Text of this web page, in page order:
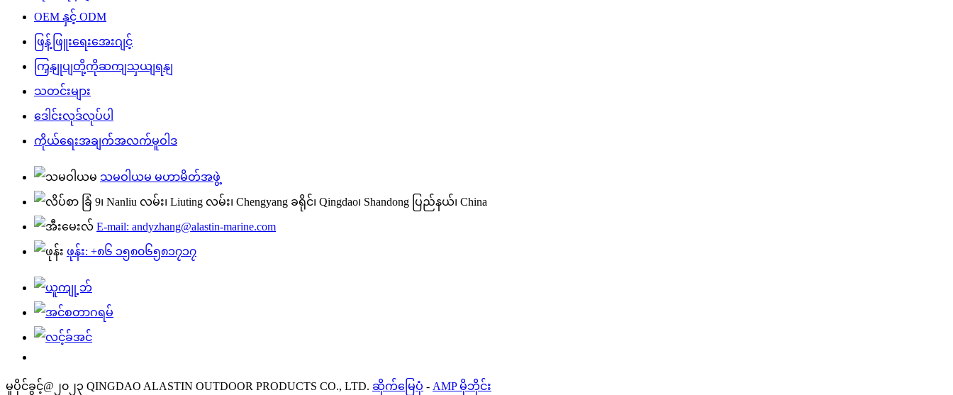
OEM နှင့် ODM
ဖြန့်ဖြူးရေးအေးဂျင့်
ကြှနျုပျတို့ကိုဆကျသှယျရနျ
သတင်းများ
ဒေါင်းလုဒ်လုပ်ပါ
ကိုယ်ရေးအချက်အလက်မူဝါဒ
သမဝါယမ မဟာမိတ်အဖွဲ့
ခြံ 9၊ Nanliu လမ်း၊ Liuting လမ်း၊ Chengyang ခရိုင်၊ Qingdao၊ Shandong ပြည်နယ်၊ China
E-mail: andyzhang@alastin-marine.com
ဖုန်း: +၈၆ ၁၅၈၀၆၅၈၁၇၁၇
မူပိုင်ခွင့်@၂၀၂၃ QINGDAO ALASTIN OUTDOOR PRODUCTS CO., LTD. ဆိုက်မြေပုံ - AMP မိုဘိုင်း